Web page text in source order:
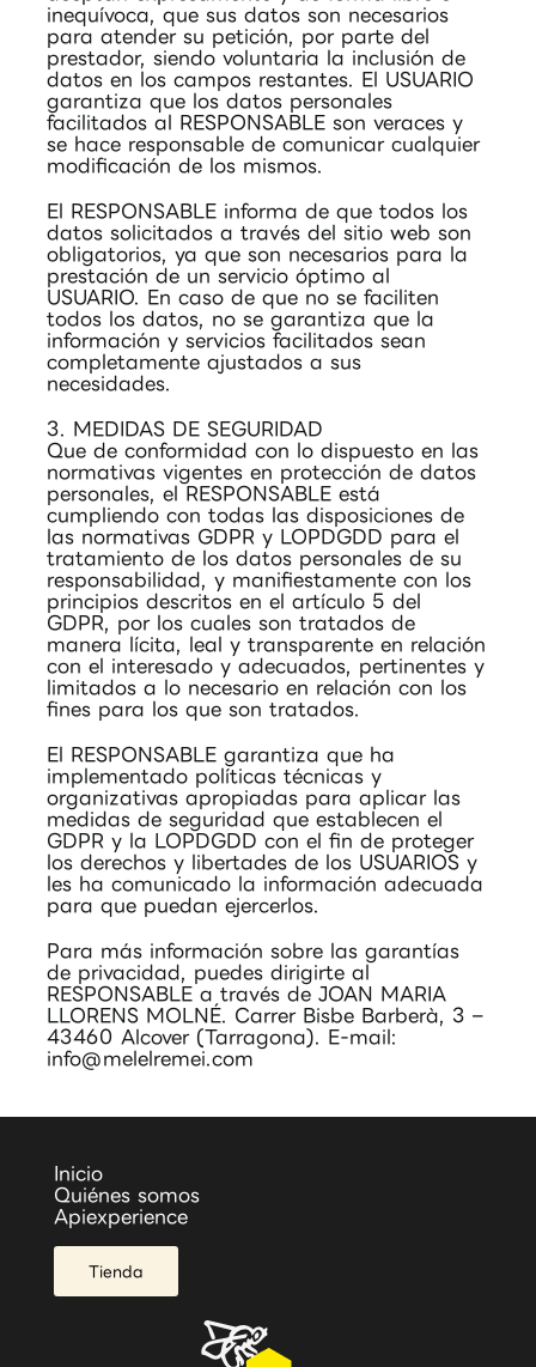
inequívoca, que sus datos son necesarios
para atender su petición, por parte del
prestador, siendo voluntaria la inclusión de
datos en los campos restantes. El USUARIO
garantiza que los datos personales
facilitados al RESPONSABLE son veraces y
se hace responsable de comunicar cualquier
modificación de los mismos.
El RESPONSABLE informa de que todos los
datos solicitados a través del sitio web son
obligatorios, ya que son necesarios para la
prestación de un servicio óptimo al
USUARIO. En caso de que no se faciliten
todos los datos, no se garantiza que la
información y servicios facilitados sean
completamente ajustados a sus
necesidades.
3. MEDIDAS DE SEGURIDAD
Que de conformidad con lo dispuesto en las
normativas vigentes en protección de datos
personales, el RESPONSABLE está
cumpliendo con todas las disposiciones de
las normativas GDPR y LOPDGDD para el
tratamiento de los datos personales de su
responsabilidad, y manifiestamente con los
principios descritos en el artículo 5 del
GDPR, por los cuales son tratados de
manera lícita, leal y transparente en relación
con el interesado y adecuados, pertinentes y
limitados a lo necesario en relación con los
fines para los que son tratados.
El RESPONSABLE garantiza que ha
implementado políticas técnicas y
organizativas apropiadas para aplicar las
medidas de seguridad que establecen el
GDPR y la LOPDGDD con el fin de proteger
los derechos y libertades de los USUARIOS y
les ha comunicado la información adecuada
para que puedan ejercerlos.
Para más información sobre las garantías
de privacidad, puedes dirigirte al
RESPONSABLE a través de JOAN MARIA
LLORENS MOLNÉ. Carrer Bisbe Barberà, 3 –
43460 Alcover (Tarragona). E-mail:
info@melelremei.com
Inicio
Quiénes somos
Apiexperience
Tienda